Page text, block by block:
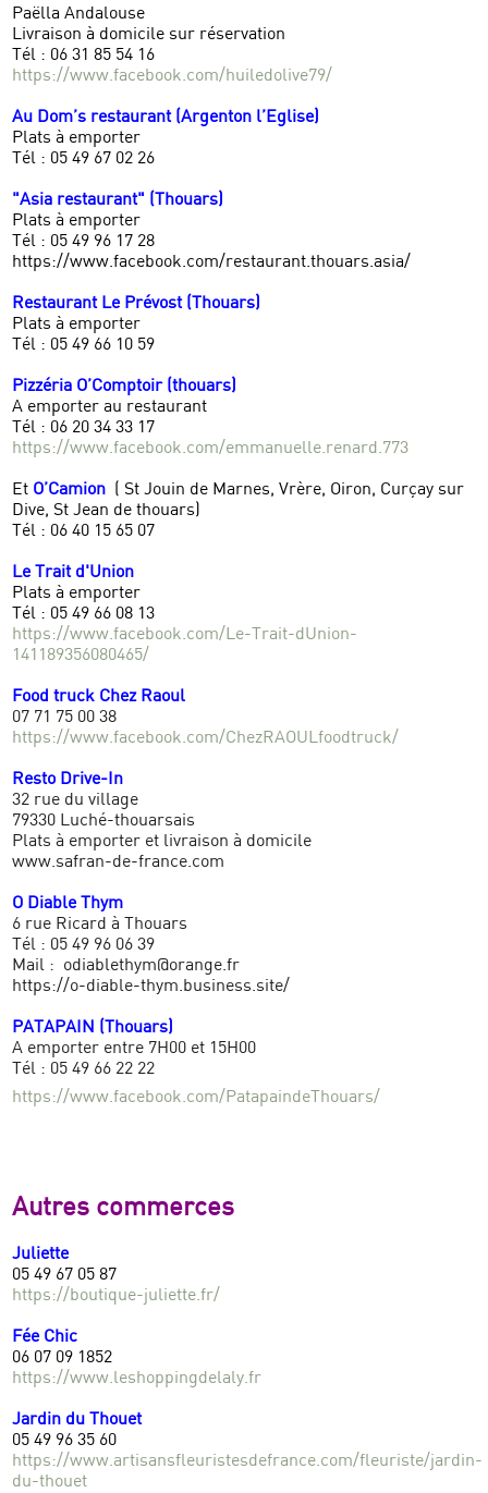
Paëlla Andalouse
Livraison à domicile sur réservation
Tél : 06 31 85 54 16
https://www.facebook.com/huiledolive79/
Au Dom’s restaurant (Argenton l’Eglise)
Plats à emporter
Tél : 05 49 67 02 26
"Asia restaurant" (Thouars)
Plats à emporter
Tél : 05 49 96 17 28
https://www.facebook.com/restaurant.thouars.asia/
Restaurant Le Prévost (Thouars)
Plats à emporter
Tél : 05 49 66 10 59
Pizzéria O’Comptoir (thouars)
A emporter au restaurant
Tél : 06 20 34 33 17
https://www.facebook.com/emmanuelle.renard.773
Et O’Camion ( St Jouin de Marnes, Vrère, Oiron, Curçay sur
Dive, St Jean de thouars)
Tél : 06 40 15 65 07
Le Trait d'Union
Plats à emporter
Tél : 05 49 66 08 13
https://www.facebook.com/Le-Trait-dUnion-
141189356080465/
Food truck Chez Raoul
07 71 75 00 38
https://www.facebook.com/ChezRAOULfoodtruck/
Resto Drive-In
32 rue du village
79330 Luché-thouarsais
Plats à emporter et livraison à domicile
www.safran-de-france.com
O Diable Thym
6 rue Ricard à Thouars
Tél : 05 49 96 06 39
Mail : odiablethym@orange.fr
https://o-diable-thym.business.site/
PATAPAIN (Thouars)
A emporter entre 7H00 et 15H00
Tél : 05 49 66 22 22
https://www.facebook.com/PatapaindeThouars/
Autres commerces
Juliette
05 49 67 05 87
https://boutique-juliette.fr/
Fée Chic
06 07 09 1852
https://www.leshoppingdelaly.fr
Jardin du Thouet
05 49 96 35 60
https://www.artisansfleuristesdefrance.com/fleuriste/jardin-
du-thouet